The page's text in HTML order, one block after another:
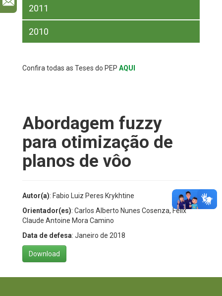
2011
2010
Confira todas as Teses do PEP AQUI
Abordagem fuzzy
para otimização de
planos de vôo
Autor(a): Fabio Luiz Peres Krykhtine
Orientador(es): Carlos Alberto Nunes Cosenza, Felix
Claude Antoine Mora Camino
Data de defesa: Janeiro de 2018
Download